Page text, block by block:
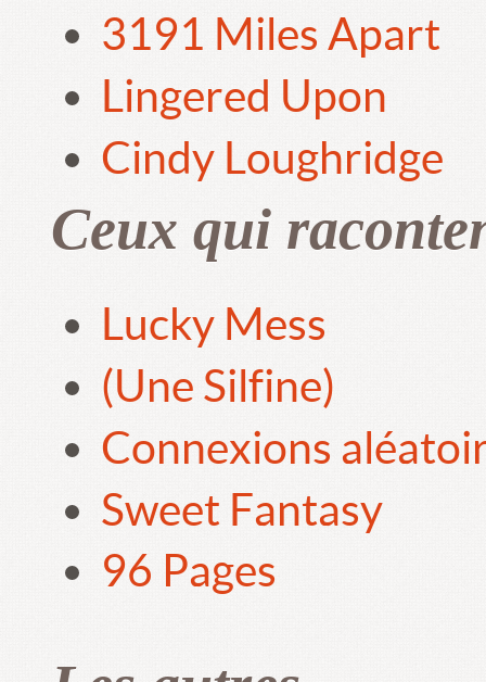
3191 Miles Apart
Lingered Upon
Cindy Loughridge
Ceux qui
Lucky Mess
(Une Silfine)
Connexions
Sweet Fantasy
96 Pages